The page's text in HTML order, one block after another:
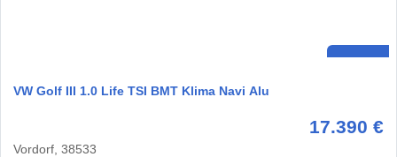
VW Golf III 1.0 Life TSI BMT Klima Navi Alu
17.390 €
Vordorf, 38533